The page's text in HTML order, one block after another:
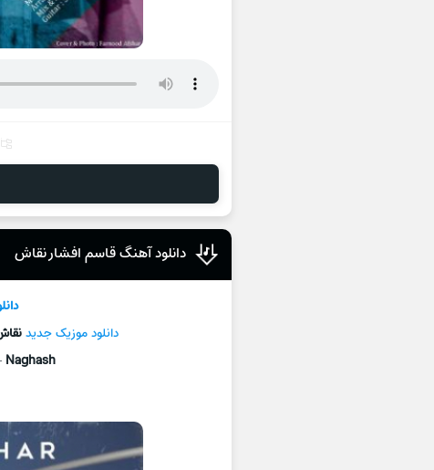
دانلود آهنگ قاسم افشار نقاش
دانلود موزیک جديد
Naghash